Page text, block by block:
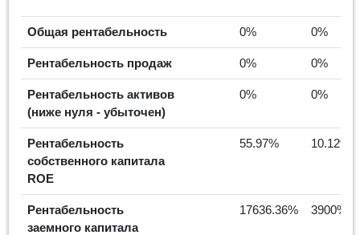
Общая рентабельность 0% 0%
Рентабельность продаж 0% 0%
Рентабельность активов
(ниже нуля - убыточен)
0% 0%
Рентабельность
собственного капитала
ROE
55.97% 10.12%
Рентабельность
заемного капитала
17636.36% 3900%